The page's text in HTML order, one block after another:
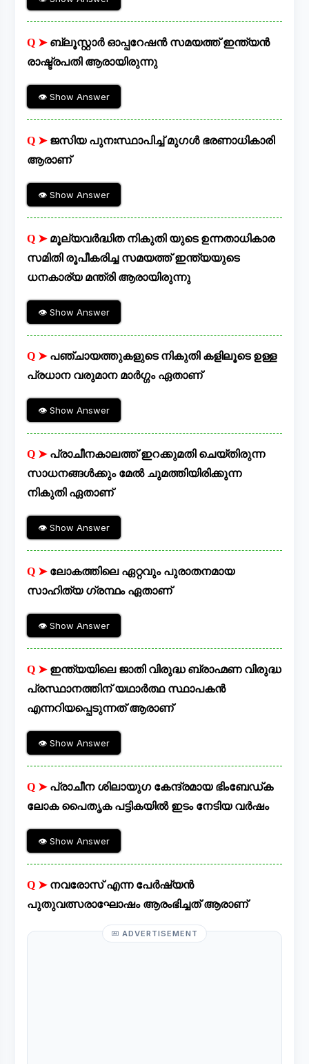
Q ➤ ബ്ലൂസ്റ്റാർ ഓപ്പറേഷൻ സമയത്ത് ഇന്ത്യൻ
രാഷ്ട്രപതി ആരായിരുന്നു
👁 Show Answer
Q ➤ ജസിയ പുനഃസ്ഥാപിച്ച് മുഗൾ ഭരണാധികാരി
ആരാണ്
👁 Show Answer
Q ➤ മൂല്യവർദ്ധിത നികുതി യുടെ ഉന്നതാധികാര
സമിതി രൂപീകരിച്ച സമയത്ത് ഇന്ത്യയുടെ
ധനകാര്യ മന്ത്രി ആരായിരുന്നു
👁 Show Answer
Q ➤ പഞ്ചായത്തുകളുടെ നികുതി കളിലൂടെ ഉള്ള
പ്രധാന വരുമാന മാർഗ്ഗം ഏതാണ്
👁 Show Answer
Q ➤ പ്രാചീനകാലത്ത് ഇറക്കുമതി ചെയ്തിരുന്ന
സാധനങ്ങൾക്കും മേൽ ചുമത്തിയിരിക്കുന്ന
നികുതി ഏതാണ്
👁 Show Answer
Q ➤ ലോകത്തിലെ ഏറ്റവും പുരാതനമായ
സാഹിത്യ ഗ്രന്ഥം ഏതാണ്
👁 Show Answer
Q ➤ ഇന്ത്യയിലെ ജാതി വിരുദ്ധ ബ്രാഹ്മണ വിരുദ്ധ
പ്രസ്ഥാനത്തിന് യഥാർത്ഥ സ്ഥാപകൻ
എന്നറിയപ്പെടുന്നത് ആരാണ്
👁 Show Answer
Q ➤ പ്രാചീന ശിലായുഗ കേന്ദ്രമായ ഭിംബേഡ്ക
ലോക പൈതൃക പട്ടികയിൽ ഇടം നേടിയ വർഷം
👁 Show Answer
Q ➤ നവരോസ് എന്ന പേർഷ്യൻ
പുതുവത്സരാഘോഷം ആരംഭിച്ചത് ആരാണ്
ADVERTISEMENT